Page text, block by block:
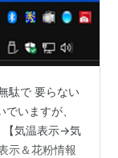
駄で 要らない
いますが、
【気温表示→気
示＆花粉情報